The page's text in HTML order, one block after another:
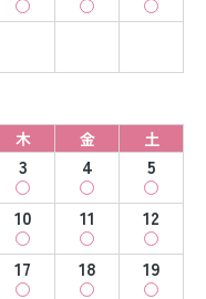
木 金 土
3 4
5
10 11
12
17 18
19